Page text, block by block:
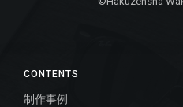
CONTENTS
制作事例